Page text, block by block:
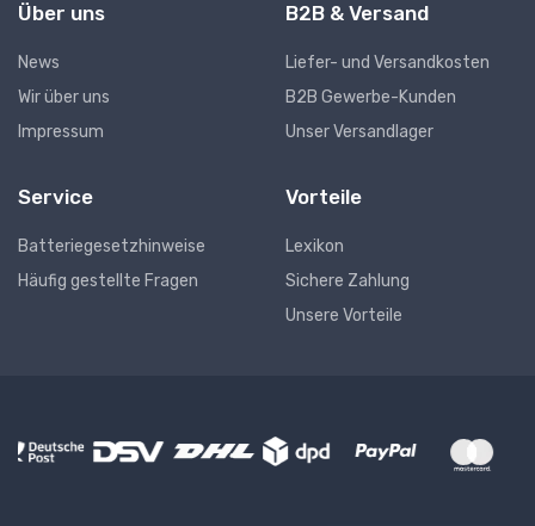
Über uns
News
Wir über uns
Impressum
B2B & Versand
Liefer- und Versandkosten
B2B Gewerbe-Kunden
Unser Versandlager
Service
Batteriegesetzhinweise
Häufig gestellte Fragen
Vorteile
Lexikon
Sichere Zahlung
Unsere Vorteile